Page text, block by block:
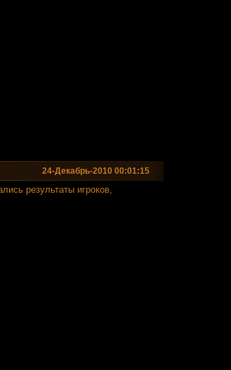
24-Декабрь-2010 00:01:15
результаты игроков,